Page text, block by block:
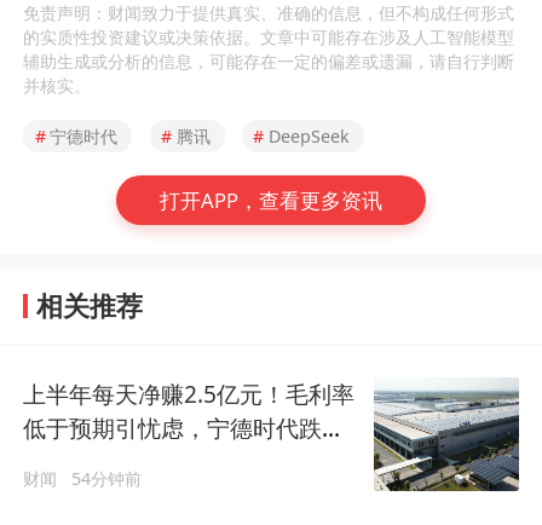
免责声明：财闻致力于提供真实、准确的信息，但不构成任何形式
的实质性投资建议或决策依据。文章中可能存在涉及人工智能模型
辅助生成或分析的信息，可能存在一定的偏差或遗漏，请自行判断
并核实。
#宁德时代 # 腾讯 # DeepSeek
打开APP，查看更多资讯
相关推荐
上半年每天净赚2.5亿元！毛利率
低于预期引忧虑，宁德时代跌超
财闻 54分钟前